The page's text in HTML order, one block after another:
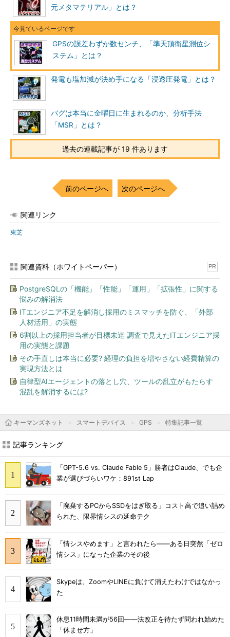
元メタマテリアル」とは？
GPSの誤差わずか数センチ、「準天頂衛星測位シ
ステム」とは？
発電も塩加減が決め手になる「浸透圧発電」とは？
バグは本当に金曜日に生まれるのか、分析手法
「MSR」とは？
過去の連載記事が 19 件あります
前のページへ 次のページへ
関連リンク
東芝
関連資料（ホワイトペーパー） PR
PostgreSQLの「機能」「性能」「運用」「拡張性」に関する
悩みの解消法
ITエンジニア不足を解消し採用のミスマッチを防ぐ、「外部
人材活用」の実態
6割以上の採用担当者が目標未達 調査で見えたITエンジニア採
用の実態と課題
その手直しは本当に必要? 経理の負担を増やさない経費精算の
実現方法とは
自律型AIエージェントの落とし穴、ツールの乱立がもたらす
混乱を解消するには?
キーマンズネット スマートデバイス GPS 特集記事一覧
記事ランキング
「GPT-5.6 vs. Claude Fable 5」勝者はClaude、でも企
業が選びづらいワケ：891st Lap
「廃棄するPCからSSDをはぎ取る」コスト高で追い詰め
られた、限界情シスの延命テク
「情シスやめます」と言われたら――ある日突然「ゼロ
情シス」になった企業のその後
Skypeは、ZoomやLINEに負けて消えたわけではなかっ
た
休息11時間未満が56回――法改正を待たず問われ始めた
「休ませ方」